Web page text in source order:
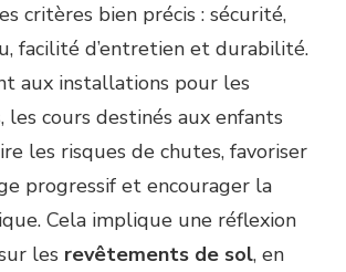
ÉCOLE
?
critères bien précis : sécurité,
facilité d’entretien et durabilité.
aux installations pour les
les cours destinés aux enfants
les risques de chutes, favoriser
progressif et encourager la
Cela implique une réflexion
les revêtements de sol, en